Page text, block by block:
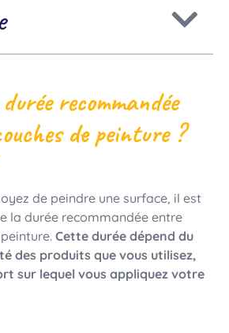
recommandée
de peinture ?
de peindre une surface, il est
la durée recommandée entre
Cette durée dépend du
des produits que vous utilisez,
sur lequel vous appliquez votre